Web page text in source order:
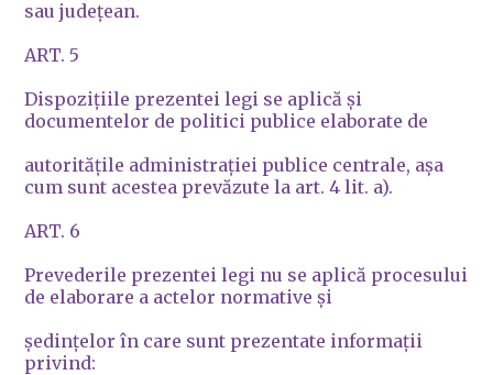
sau judeţean.
ART. 5
Dispoziţiile prezentei legi se aplică şi
documentelor de politici publice elaborate de
autorităţile administraţiei publice centrale, aşa
cum sunt acestea prevăzute la art. 4 lit. a).
ART. 6
Prevederile prezentei legi nu se aplică procesului
de elaborare a actelor normative şi
şedinţelor în care sunt prezentate informaţii
privind: